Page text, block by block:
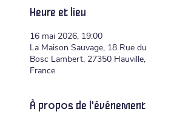
Heure et lieu
16 mai 2026, 19:00
La Maison Sauvage, 18 Rue du
Bosc Lambert, 27350 Hauville,
France
À propos de l'événement